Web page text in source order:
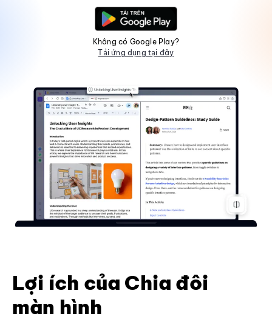
Không có Google Play?
Tải ứng dụng tại đây
Lợi ích của Chia đôi
màn hình